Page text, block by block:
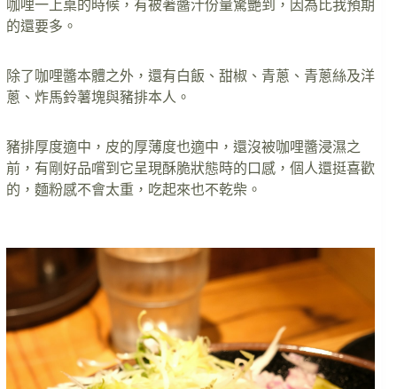
咖哩一上桌的時候，有被著醬汁份量驚艷到，因為比我預期
的還要多。
除了咖哩醬本體之外，還有白飯、甜椒、青蔥、青蔥絲及洋
蔥、炸馬鈴薯塊與豬排本人。
豬排厚度適中，皮的厚薄度也適中，還沒被咖哩醬浸濕之
前，有剛好品嚐到它呈現酥脆狀態時的口感，個人還挺喜歡
的，麵粉感不會太重，吃起來也不乾柴。